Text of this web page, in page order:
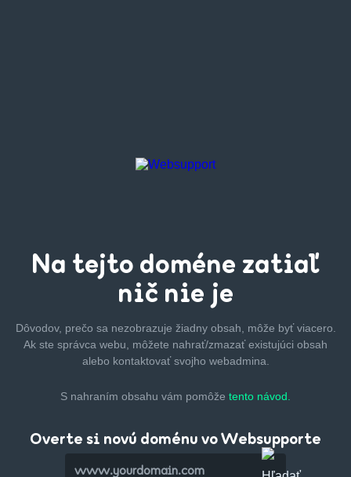
Na tejto doméne zatiaľ
nič nie je
Dôvodov, prečo sa nezobrazuje žiadny obsah, môže byťviacero.
Ak ste správca webu, môžete nahrať/zmazaťexistujúci obsah
alebo kontaktovať svojho webadmina.
S nahraním obsahu vám pomôže tento návod.
Overte si novú doménu vo Websupporte